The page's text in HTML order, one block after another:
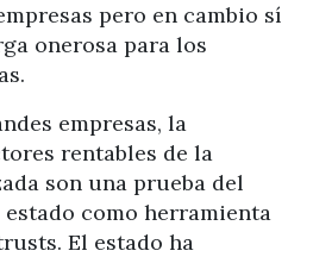
pero en cambio sí
onerosa para los
empresas, la
rentables de la
son una prueba del
como herramienta
El estado ha